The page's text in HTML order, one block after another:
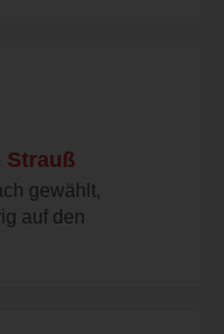
Strauß
gewählt,
auf den